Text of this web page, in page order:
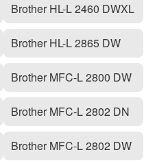
Brother HL-L 2460 DWXL
Brother HL-L 2865 DW
Brother MFC-L 2800 DW
Brother MFC-L 2802 DN
Brother MFC-L 2802 DW